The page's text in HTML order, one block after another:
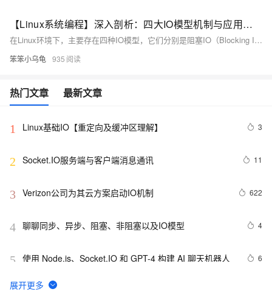
【Linux系统编程】深入剖析：四大IO模型机制与应用（阻塞、非阻塞、多路复用、信号驱动IO 全解读）
在Linux环境下，主要存在四种IO模型，它们分别是阻塞IO（Blocking IO）、非阻塞IO（Non-blocking IO）、IO多路复用（I/O Multiplexing）和异步IO（Asynchronous IO）。下面我将逐一介绍这些模型的定义：
笨笨小乌龟 935
热门文章 最新文章
1 Linux基础IO【重定向及缓冲区理解】 3
2 Socket.IO服务端与客户端消息通讯 11
3 Verizon公司为其云方案启动IO机制 622
4 聊聊同步、异步、阻塞、非阻塞以及IO模型 4
5 使用 Node.js、Socket.IO 和 GPT-4 构建 AI 聊天机器人 6
6 跟我学系列之趣解NIO和IO的区别